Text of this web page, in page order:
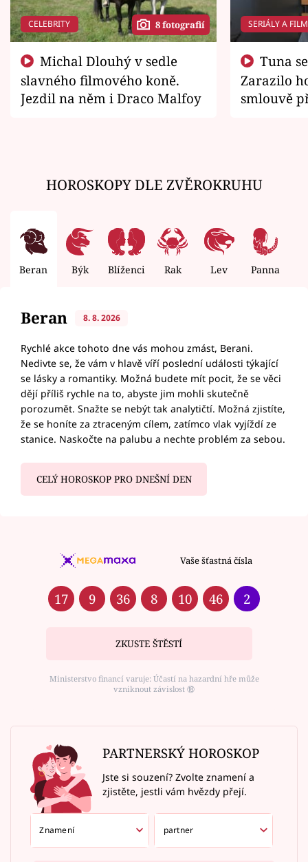
CELEBRITY 8 fotografií
slavného filmového koně.
Jezdil na něm i Draco Malfoy
SERIÁLY A
Zarazilo
smlouvě
HOROSKOPY DLE ZVĚROKRUHU
Beran Býk Blíženci Rak Lev Panna
Beran 8. 8. 2026
Rychlé akce tohoto dne vás mohou zmást, Berani.
Nedivte se, že vám v hlavě víří poslední události týkající
se lásky a romantiky. Možná budete mít pocit, že se věci
dějí příliš rychle na to, abyste jim mohli skutečně
porozumět. Snažte se nebýt tak analytičtí. Možná zjistíte,
že se honíte za ztraceným cílem, zatímco vlak vyjíždí ze
stanice. Naskočte na palubu a nechte problém za sebou.
CELÝ HOROSKOP PRO DNEŠNÍ DEN
Vaše šťastná čísla
17 9 36 8 10 46 2
ZKUSTE ŠTĚSTÍ
Ministerstvo financí varuje: Účastí na hazardní hře může
vzniknout závislost ⑱
PARTNERSKÝ HOROSKOP
Jste si souzení? Zvolte znamení a
zjistěte, jestli vám hvězdy přejí.